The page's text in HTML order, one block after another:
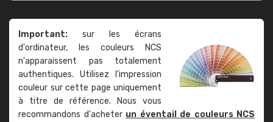
Important: sur les écrans
d'ordinateur, les couleurs NCS
n'apparaissent pas totalement
authentiques. Utilisez l'impression
couleur sur cette page uniquement
à titre de référence. Nous vous
recommandons d'acheter un éventail de couleurs NCS